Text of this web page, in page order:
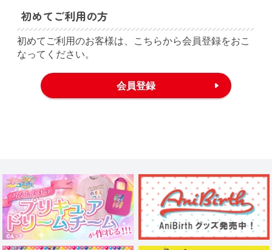
初めてご利用の方
初めてご利用のお客様は、こちらから会員登録をおこ
なってください。